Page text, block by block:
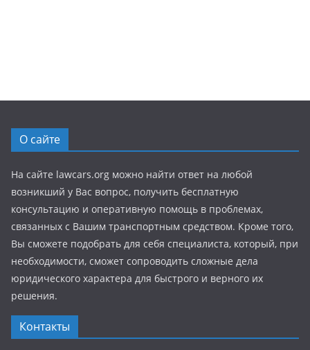
О сайте
На сайте lawcars.org можно найти ответ на любой
возникший у Вас вопрос, получить бесплатную
консультацию и оперативную помощь в проблемах,
связанных с Вашим транспортным средством. Кроме того,
Вы сможете подобрать для себя специалиста, который, при
необходимости, сможет сопроводить сложные дела
юридического характера для быстрого и верного их
решения.
Контакты